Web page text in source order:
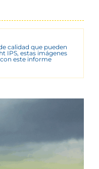
calidad que pueden
IPS, estas imágenes
este informe